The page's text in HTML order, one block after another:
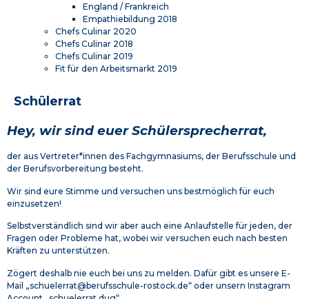
England / Frankreich
Empathiebildung 2018
Chefs Culinar 2020
Chefs Culinar 2018
Chefs Culinar 2019
Fit für den Arbeitsmarkt 2019
Schülerrat
Hey, wir sind euer Schülersprecherrat,
der aus Vertreter*innen des Fachgymnasiums, der Berufsschule und
der Berufsvorbereitung besteht.
Wir sind eure Stimme und versuchen uns bestmöglich für euch
einzusetzen!
Selbstverständlich sind wir aber auch eine Anlaufstelle für jeden, der
Fragen oder Probleme hat, wobei wir versuchen euch nach besten
Kräften zu unterstützen.
Zögert deshalb nie euch bei uns zu melden. Dafür gibt es unsere E-
Mail „schuelerrat@berufsschule-rostock.de“ oder unsern Instagram